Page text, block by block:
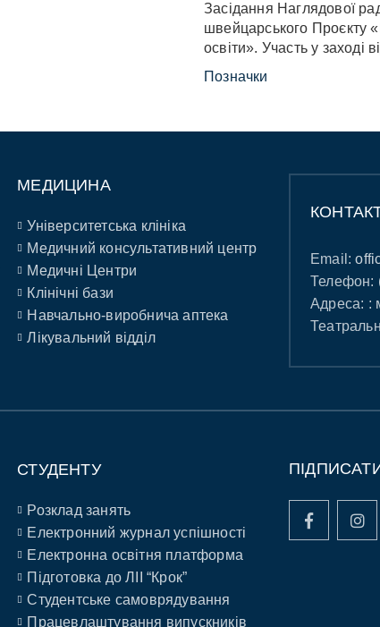
Засідання Наглядової
швейцарського Проєкту
освіти». Участь у заході
Позначки
МЕДИЦИНА
Університетська клініка
Медичний консультативний центр
Медичні Центри
Клінічні бази
Навчально-виробнича аптека
Лікувальний відділ
Email:
Телефон:
Адреса: :
СТУДЕНТУ
Розклад занять
Електронний журнал успішності
Електронна освітня платформа
Підготовка до ЛІІ “Крок”
Студентське самоврядування
Працевлаштування випускників